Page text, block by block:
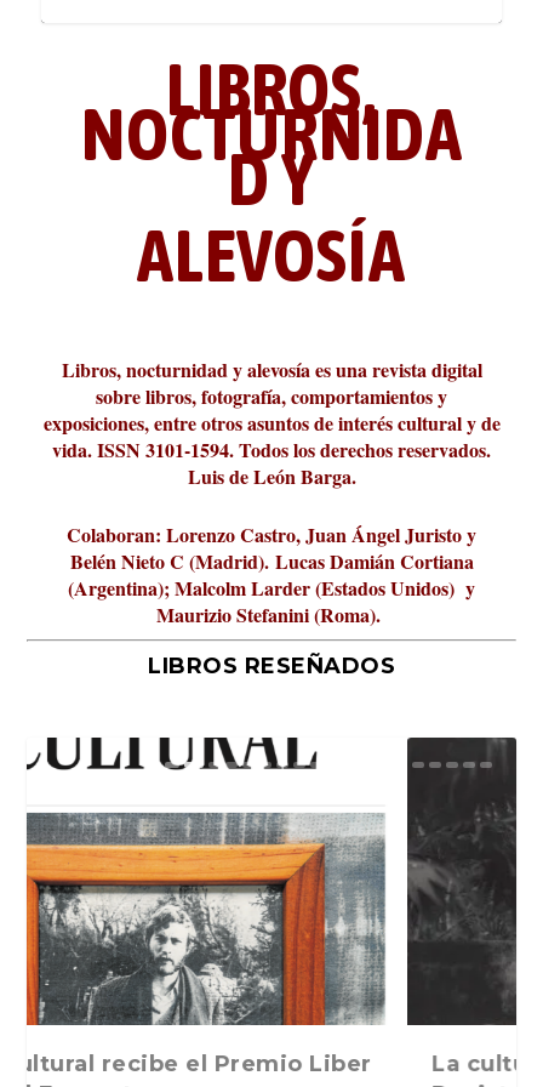
Revista Cultural Turia, númer...
10.000 pasos al día? Lo que d...
paisajística del mar de Sicil...
París
metafísicos de la novela ne...
LIBROS,
NOCTURNIDA
D Y
ALEVOSÍA
Libros, nocturnidad y alevosía es una revista digital
sobre libros, fotografía, comportamientos y
exposiciones, entre otros asuntos de interés cultural y de
vida. ISSN 3101-1594. Todos los derechos reservados.
Luis de León Barga.
Colaboran: Lorenzo Castro, Juan Ángel Juristo y
Belén Nieto C (Madrid). Lucas Damián Cortiana
(Argentina); Malcolm Larder (Estados Unidos) y
Maurizio Stefanini (Roma).
LIBROS RESEÑADOS
La verdadera odisea del espacio en
ABC Cultural recibe el Premio Liber
La cultura de la transgresión.